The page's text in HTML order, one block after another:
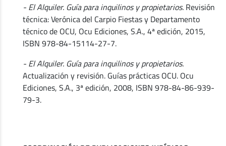
- El Alquiler. Guía para inquilinos y propietarios.Revisión
técnica: Verónica del Carpio Fiestas y Departamento
técnico de OCU, Ocu Ediciones, S.A., 4ª edición, 2015,
ISBN 978-84-15114-27-7.
- El Alquiler. Guía para inquilinos y propietarios.
Actualización y revisión. Guías prácticas OCU. Ocu
Ediciones, S.A., 3ª edición, 2008, ISBN 978-84-86-939-
79-3.